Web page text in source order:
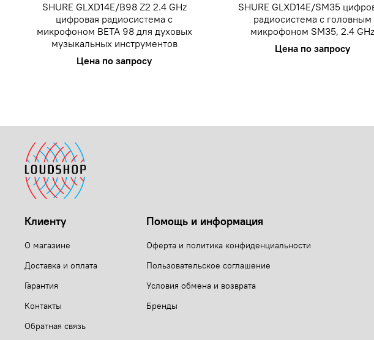
SHURE GLXD14E/B98 Z2 2.4 GHz
цифровая радиосистема с
микрофоном BETA 98 для духовых
музыкальных инструментов
Цена по запросу
SHURE GLXD14E/SM35
радиосистема с головным
микрофоном SM35, 2.4 GHz
Цена по запросу
Клиенту
О магазине
Доставка и оплата
Гарантия
Контакты
Обратная связь
Помощь и информация
Оферта и политика конфиденциальности
Пользовательское соглашение
Условия обмена и возврата
Бренды